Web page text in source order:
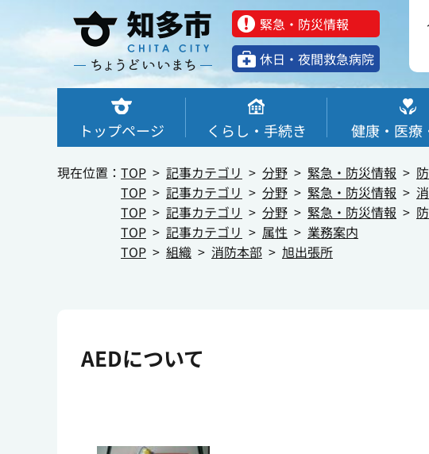
緊急・防災情報
休⽇・夜間救急病院
トップページ くらし・手続き 健康・医療
現在位置： TOP 記事カテゴリ 分野 緊急・防災情報
TOP
記事カテゴリ 分野 緊急・防災情報
TOP
記事カテゴリ 分野 緊急・防災情報
TOP
記事カテゴリ 属性
業務案内
TOP
組織 消防本部 旭出張所
AEDについて